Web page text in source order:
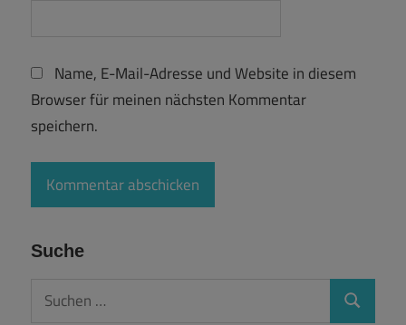
Name, E-Mail-Adresse und Website in diesem
Browser für meinen nächsten Kommentar
speichern.
Suche
Suchen
Suchen